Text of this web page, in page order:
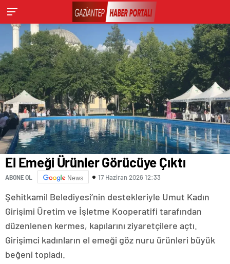
El Emeği Ürünler Görücüye Çıktı
ABONE OL News 17 Haziran 2026 12:33
Şehitkamil Belediyesi’nin destekleriyle Umut Kadın
Girişimi Üretim ve İşletme Kooperatifi tarafından
düzenlenen kermes, kapılarını ziyaretçilere açtı.
Girişimci kadınların el emeği göz nuru ürünleri büyük
beğeni topladı.